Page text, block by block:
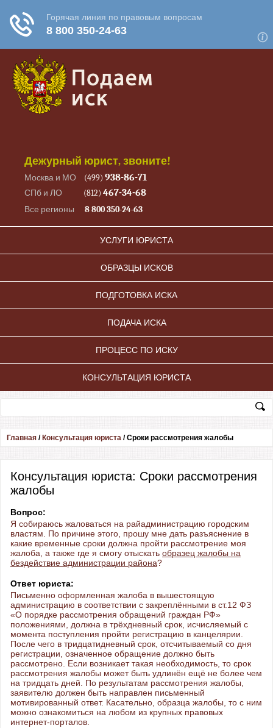
Дежурный юрист, звоните!
Москва и МО (499) 938-86-71
СПб и ЛО (812) 467-34-68
Все регионы 8 800 350-24-63
УСЛУГИ ЮРИСТА
ОБРАЗЦЫ ИСКОВ
ПОДГОТОВКА ИСКА
ПОДАЧА ИСКА
ПРОЦЕСС ПО ИСКУ
КОНСУЛЬТАЦИЯ ЮРИСТА
Главная / Консультация юриста / Сроки рассмотрения жалобы
Консультация юриста: Сроки рассмотрения
жалобы
Вопрос:
Я собираюсь жаловаться на райадминистрацию городским
властям. По причине этого, прошу мне дать разъяснение в
какие временные сроки должна пройти рассмотрение моя
жалоба, а также где я смогу отыскать образец жалобы на
бездействие администрации района?
Ответ юриста:
Письменно оформленная жалоба в вышестоящую
администрацию в соответствии с закреплёнными в ст.12 ФЗ
«О порядке рассмотрения обращений граждан РФ»
положениями, должна в трёхдневный срок, исчисляемый с
момента поступления пройти регистрацию в канцелярии.
После чего в тридцатидневный срок, отсчитываемый со дня
регистрации, означенное обращение должно быть
рассмотрено. Если возникает такая необходимость, то срок
рассмотрения жалобы может быть удлинён ещё не более чем
на тридцать дней. По результатам рассмотрения жалобы,
заявителю должен быть направлен письменный
мотивированный ответ. Касательно, образца жалобы, то с ним
можно ознакомиться на любом из крупных правовых
интернет-порталов.